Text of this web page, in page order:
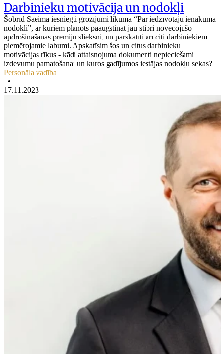
Darbinieku motivācija un nodokļi
Šobrīd Saeimā iesniegti grozījumi likumā “Par iedzīvotāju ienākuma
nodokli”, ar kuriem plānots paaugstināt jau stipri novecojušo
apdrošināšanas prēmiju slieksni, un pārskatīti arī citi darbiniekiem
piemērojamie labumi. Apskatīsim šos un citus darbinieku
motivācijas rīkus - kādi attaisnojuma dokumenti nepieciešami
izdevumu pamatošanai un kuros gadījumos iestājas nodokļu sekas?
Personāla vadība
•
17.11.2023